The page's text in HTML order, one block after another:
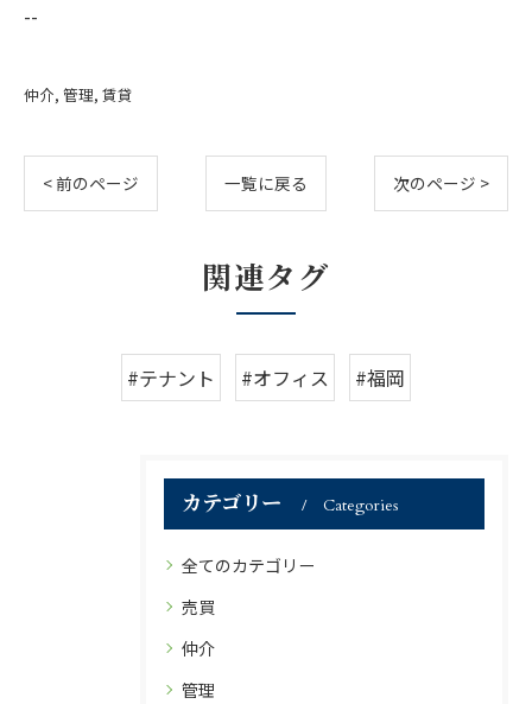
--
仲介 管理 賃貸
< 前のページ 一覧に戻る 次のページ >
関連タグ
#テナント #オフィス #福岡
カテゴリー Categories
全てのカテゴリー
売買
仲介
管理